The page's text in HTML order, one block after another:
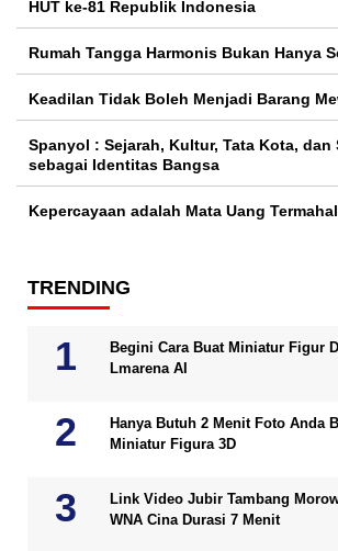
HUT ke-81 Republik Indonesia
Rumah Tangga Harmonis Bukan Hanya
Keadilan Tidak Boleh Menjadi Barang
Spanyol : Sejarah, Kultur, Tata Kota, dan
sebagai Identitas Bangsa
Kepercayaan adalah Mata Uang
TRENDING
Begini Cara Buat Miniatur Figur
Lmarena AI
Hanya Butuh 2 Menit Foto Anda
Miniatur Figura 3D
Link Video Jubir Tambang
WNA Cina Durasi 7 Menit